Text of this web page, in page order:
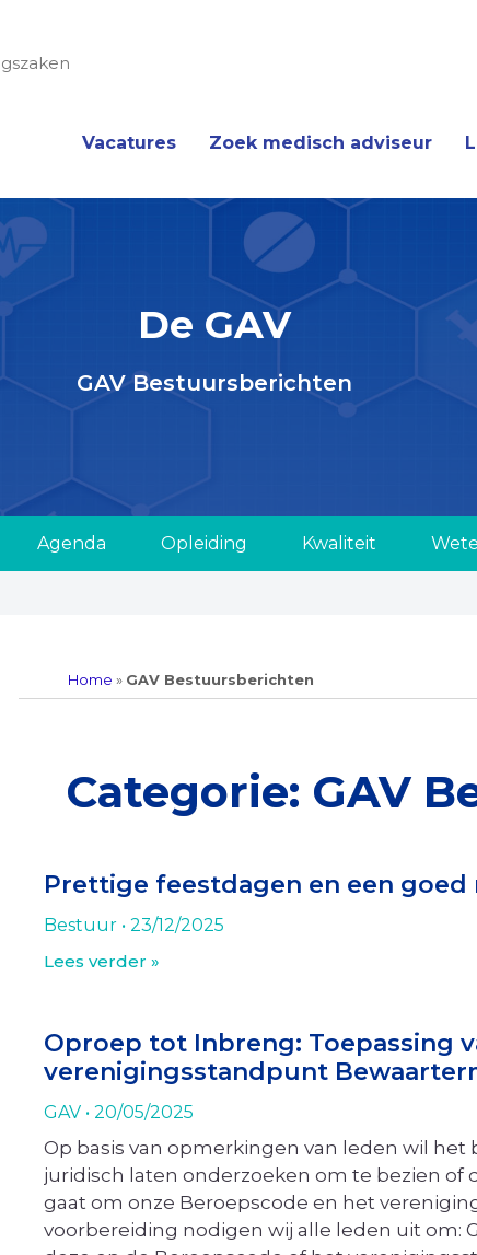
Vacatures Zoek medisch adviseur
De GAV
GAV Bestuursberichten
Agenda Opleiding Kwaliteit
Home » GAV Bestuursberichten
Categorie: GAV
Prettige feestdagen en een goed
Bestuur
23/12/2025
Lees verder »
Oproep tot Inbreng: Toepassing
verenigingsstandpunt
GAV 20/05/2025
Op basis van opmerkingen van leden wil
juridisch laten onderzoeken om te bezien
gaat om onze Beroepscode en het
voorbereiding nodigen wij alle leden uit om: